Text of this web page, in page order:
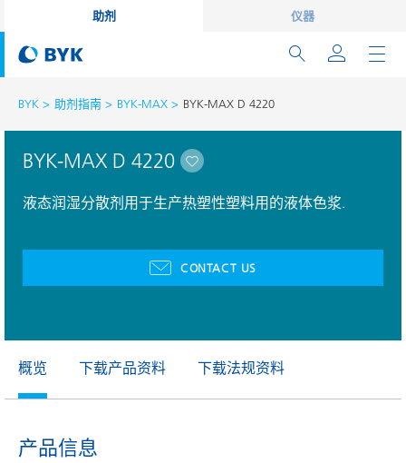
助剂 仪器
BYK 助剂指南 BYK-MAX BYK-MAX D 4220
BYK-MAX D 4220
液态润湿分散剂用于生产热塑性塑料用的液体色浆.
CONTACT US
概览 下载产品资料 下载法规资料
产品信息